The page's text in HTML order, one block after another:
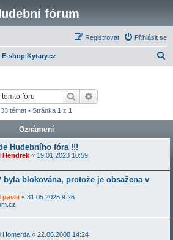
fórum
Přihlásit se
Registrovat
E-shop Kytary.cz
Hledat
33 témat • Stránka 1 z 1
Oznámení
Hudebního fóra !!!
Hendrek « 19.01.2023 10:59
byla blokována, protože je obsažena v
pavlii « 31.05.2025 9:26
Homerda « 22.06.2008 14:24